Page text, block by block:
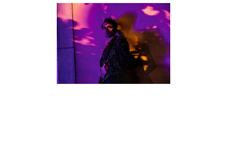
Privattheater